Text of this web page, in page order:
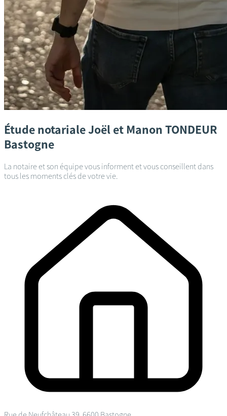
Étude notarialeJoël et Manon TONDEUR
Bastogne
La notaire et son équipe vous informent et vous conseillent dans
tous les moments clés de votre vie.